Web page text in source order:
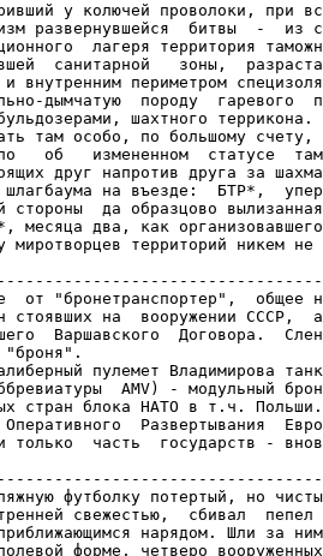
у колючей проволоки, при
развернувшейся  битвы  -  из
лагеря территория
санитарной   зоны,
и внутренним периметром
дымчатую  породу  гаревого
шахтного террикона.
там особо, по большому счету,
об   измененном  статусе
друг напротив друга за
шлагбаума на въезде:  БТР*,
да образцово вылизанная
месяца два, как
миротворцев территорий никем
от "бронетранспортер",  общее
стоявших на  вооружении СССР,
Варшавского  Договора.
пулемет Владимирова
AMV) - модульный
стран блока НАТО в т.ч. Польши.
Развертывания
только  часть  государств -
футболку потертый, но
свежестью,  сбивал
нарядом. Шли за
форме, четверо